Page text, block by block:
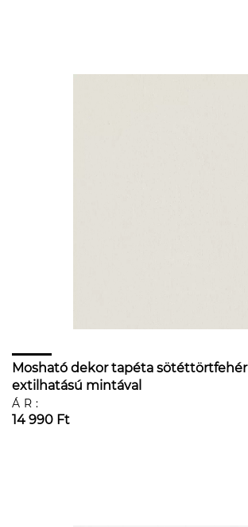
Mosható dekor tapéta sötéttörtfehér
extilhatású mintával
ÁR:
14 990 Ft